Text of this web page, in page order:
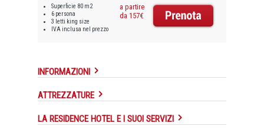
Superficie 80 m2
6 persona
3 letti king size
IVA inclusa nel prezzo
a partire
da 157€
INFORMAZIONI
ATTREZZATURE
LA RESIDENCE HOTEL E I SUOI SERVIZI